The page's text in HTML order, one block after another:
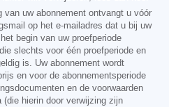
van uw abonnement ontvangt u vóór
op het e-mailadres dat u bij uw
begin van uw proefperiode
slechts voor één proefperiode en
is. Uw abonnement wordt
en voor de abonnementsperiode
en de voorwaarden
(die hierin door verwijzing zijn